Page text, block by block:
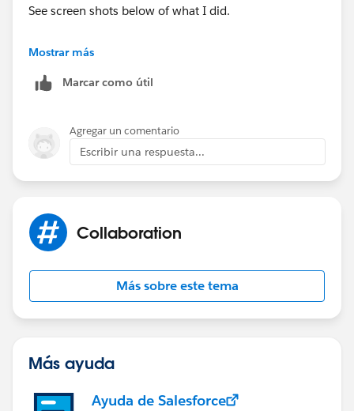
See screen shots below of what I did.
Mostrar más
Marcar como útil
Agregar un comentario
Escribir una respuesta...
Collaboration
Más sobre este tema
Más ayuda
Ayuda de Salesforce